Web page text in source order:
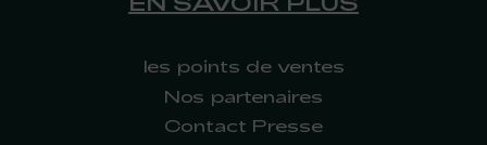
les points de ventes
Nos partenaires
Contact Presse